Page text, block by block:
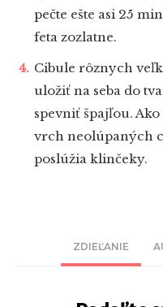
ZDIEĽANIE
pečte ešte asi 25
feta zozlatne.
Cibule rôznych
uložiť na seba do
spevniť špajľou.
vrch neolúpaných
poslúžia klinčeky.